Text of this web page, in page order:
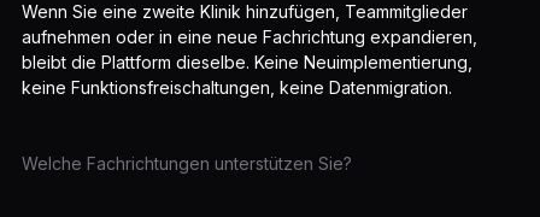
Wenn Sie eine zweite Klinik hinzufügen, Teammitglieder
aufnehmen oder in eine neue Fachrichtung expandieren,
bleibt die Plattform dieselbe. Keine Neuimplementierung,
keine Funktionsfreischaltungen, keine Datenmigration.
Welche Fachrichtungen unterstützen Sie?